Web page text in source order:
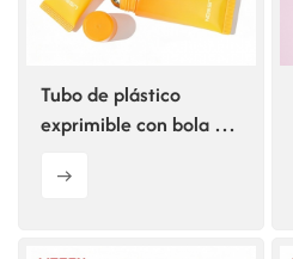
Tubo de plástico
exprimible con bola de
inoxidable